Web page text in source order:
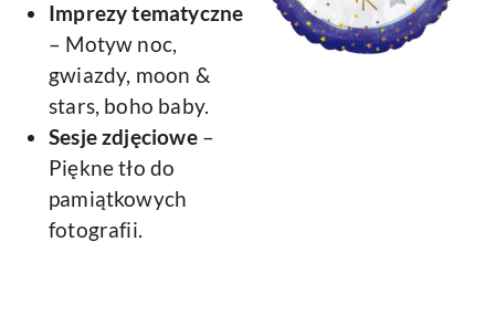
Imprezy tematyczne
– Motyw noc,
gwiazdy, moon &
stars, boho baby.
Sesje zdjęciowe–
Piękne tło do
pamiątkowych
fotografii.